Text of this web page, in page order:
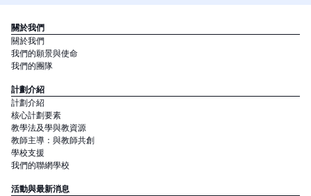
關於我們
關於我們
我們的願景與使命
我們的團隊
計劃介紹
計劃介紹
核心計劃要素
教學法及學與教資源
教師主導：與教師共創
學校支援
我們的聯網學校
活動與最新消息